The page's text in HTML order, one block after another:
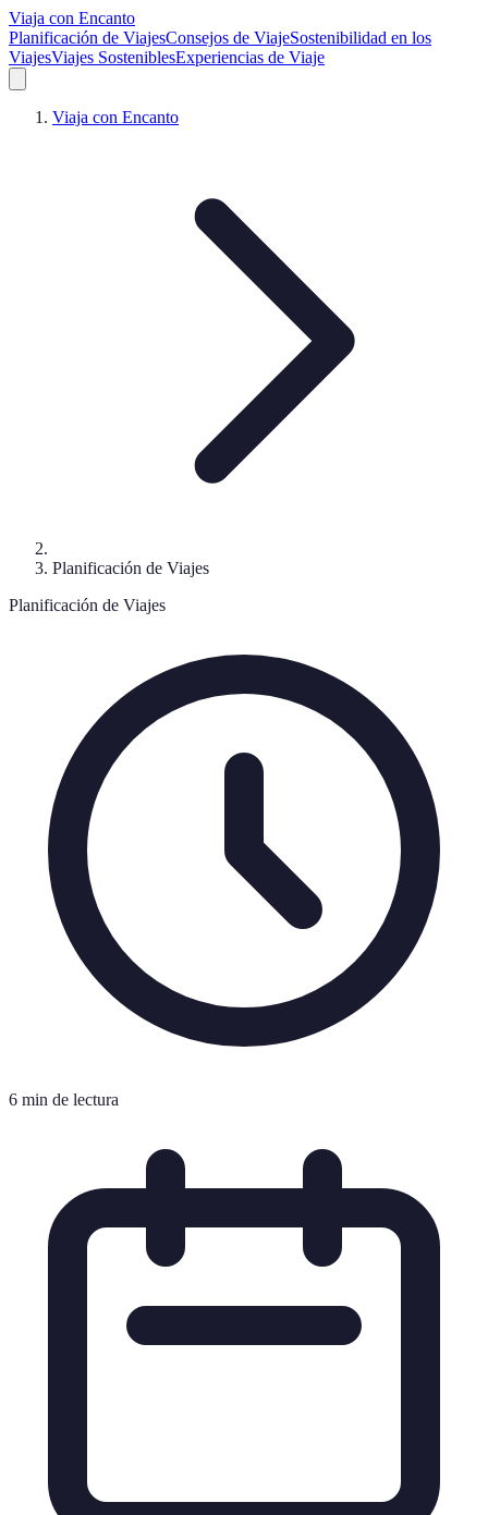
Viaja con Encanto
Planificación de ViajesConsejos de ViajeSostenibilidad en los
ViajesViajes SosteniblesExperiencias de Viaje
Viaja con Encanto
Planificación de Viajes
Planificación de Viajes
6 min de lectura